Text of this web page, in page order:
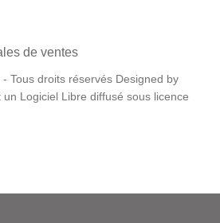
de ventes
Tous droits réservés Designed by
un Logiciel Libre diffusé sous licence